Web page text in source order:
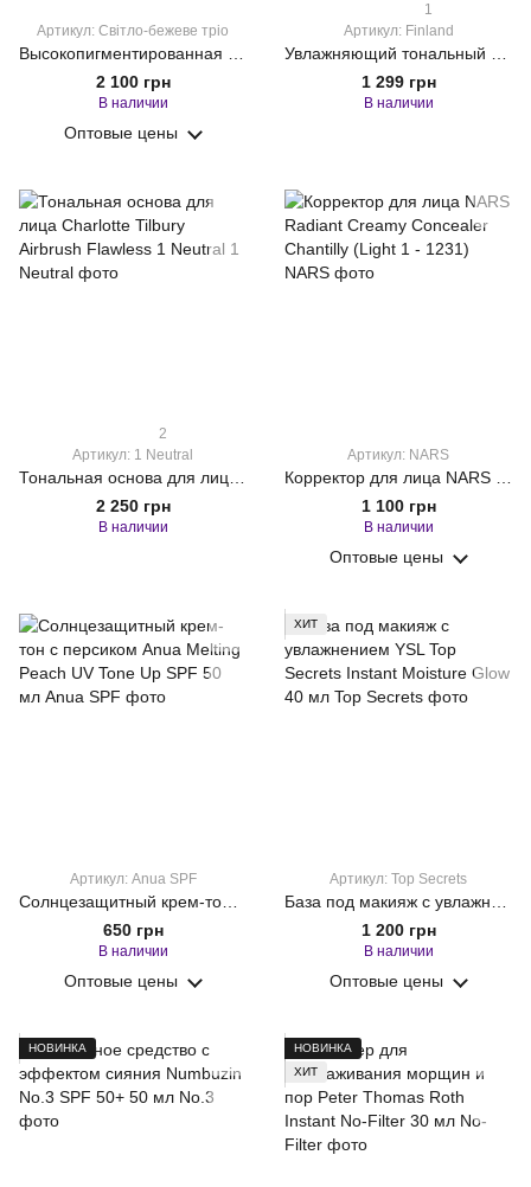
Артикул: Світло-бежеве тріо
2 100 грн
В наличии
Оптовые цены
1
Артикул: Finland
1 299 грн
В наличии
2
Артикул: 1 Neutral
2 250 грн
В наличии
Артикул: NARS
1 100 грн
В наличии
Оптовые цены
Артикул: Anua SPF
650 грн
В наличии
Оптовые цены
ХИТ
Артикул: Top Secrets
1 200 грн
В наличии
Оптовые цены
НОВИНКА
НОВИНКА
ХИТ